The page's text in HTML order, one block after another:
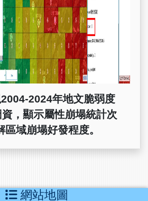
2004-2024年地文脆弱度
資，顯示屬性崩塌統計次
域崩塌好發程度。
網站地圖